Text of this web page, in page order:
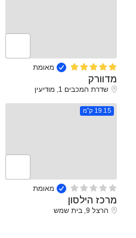
מאומת
מדוורק
שדרת המכבים 1, מודיעין
מאומת
19.15 ק"מ
מרכז הילסון
הרצל 9, בית שמש